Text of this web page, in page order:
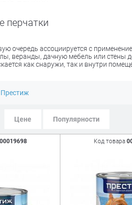
перчатки
очередь ассоциируется с
веранды, дачную мебель или стены
как снаружи, так и внутри
Престиж
Цене Популярности
00019698 Код товара